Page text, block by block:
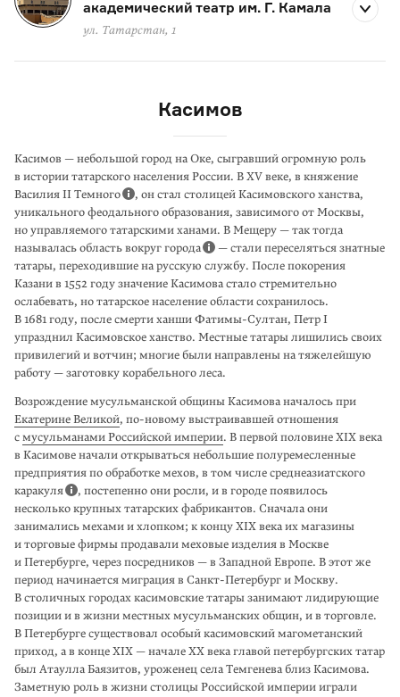
академический театр им. Г. Камала
ул. Татарстан, 1
Касимов
Касимов — небольшой город на Оке, сыгравший огромную роль
в истории татарского населения России. В XV веке, в княжение
Василия II Темного
, он стал столицей Касимовского ханства,
уникального феодального образо­вания, зависимого от Москвы,
но управляемого татарскими ханами. В Меще­ру — так тогда
называлась область вокруг города
— стали переселяться знатные
татары, переходившие на русскую службу. После покорения
Казани в 1552 году значение Касимова стало стремительно
ослабевать, но татарское население области сохранилось.
В 1681 году, после смерти ханши Фатимы-Султан, Петр I
упразднил Касимовское ханство. Местные татары лишились своих
привилегий и вотчин; многие были направлены на тяжелейшую
работу — заготовку корабельного леса.
Возрождение мусульманской общины Касимова началось при
Екатерине Великой, по-новомувыстраивавшей отношения
смусульманами Российской империи. В первой половине XIX века
в Касимове начали открываться неболь­шие полуремесленные
предприятия по обработке мехов, в том числе средне­азиатского
каракуля
, постепенно они росли, и в городе появилось
несколько крупных татарских фабрикантов. Сначала они
занимались мехами и хлопком; к концу XIX века их магазины
и торговые фирмы продавали меховые изде­лия в Москве
и Петербурге, через посредников — в Западной Европе. В этот же
период начинается миграция в Санкт-Петербург и Москву.
В столичных городах касимовские татары занимают лидирующие
позиции и в жизни местных мусульманских общин, и в торговле.
В Петербурге суще­ствовал особый касимовский магометанский
приход, а в конце XIX — начале XX века главой петербургских татар
был Атаулла Баязитов, уроженец села Темге­нева близ Касимова.
Заметную роль в жизни столицы Российской империи играли